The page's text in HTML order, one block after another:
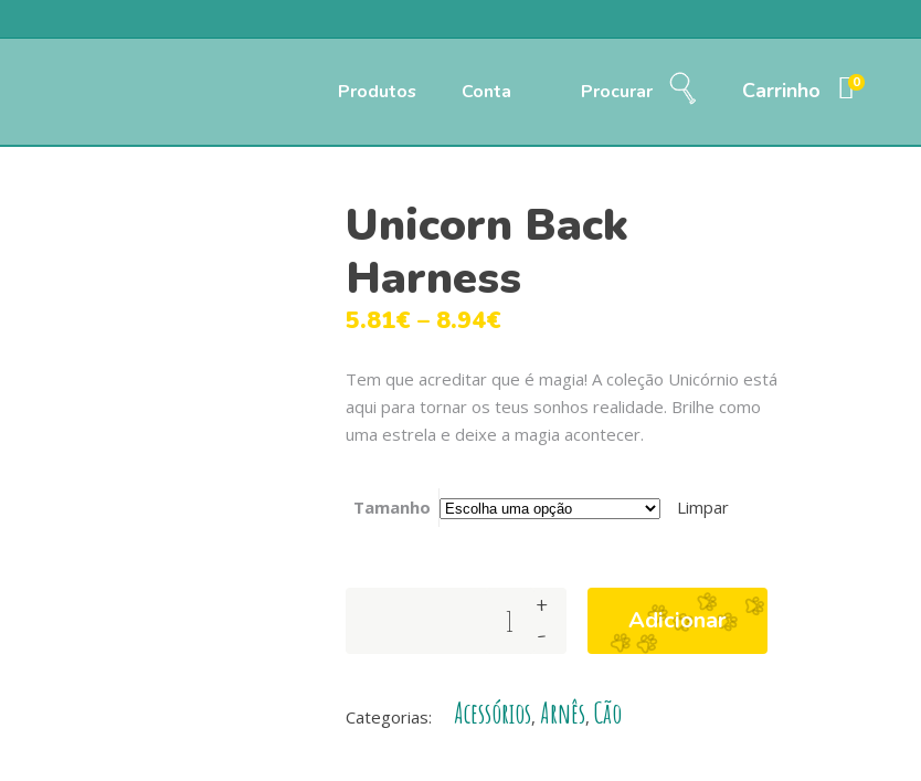
Produtos Conta Procurar Carrinho 0
Unicorn Back
Harness
5.81€ – 8.94€
Tem que acreditar que é magia! A coleção Unicórnio está
aqui para tornar os teus sonhos realidade. Brilhe como
uma estrela e deixe a magia acontecer.
Tamanho Limpar
-
+ Adicionar
Categorias: Acessórios, Arnês, Cão